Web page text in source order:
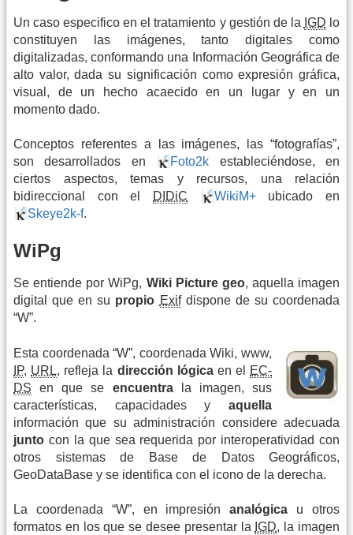
Un caso especifico en el tratamiento y gestión de la IGD lo
constituyen las imágenes, tanto digitales como
digitalizadas, conformando una Información Geográfica de
alto valor, dada su significación como expresión gráfica,
visual, de un hecho acaecido en un lugar y en un
momento dado.
Conceptos referentes a las imágenes, las “fotografías”,
son desarrollados en
Foto2k estableciéndose, en
ciertos aspectos, temas y recursos, una relación
bidireccional con el
DIDiC WikiM+ubicado en
Skeye2k-f.
WiPg
Se entiende por WiPg, Wiki Picture geo, aquella imagen
digital que en su propio Exifdispone de su coordenada
“W”.
Esta coordenada “W”, coordenada Wiki, www,
IP, URL, refleja la dirección lógicaen el
EC-
DS en que se encuentrala imagen, sus
características, capacidades y aquella
información que su administración considere adecuada
junto con la que sea requerida por interoperatividad con
otros sistemas de Base de Datos Geográficos,
GeoDataBase y se identifica con el icono de la derecha.
La coordenada “W”, en impresiónanalógica u otros
formatos en los que se desee presentar la IGD, la imagen